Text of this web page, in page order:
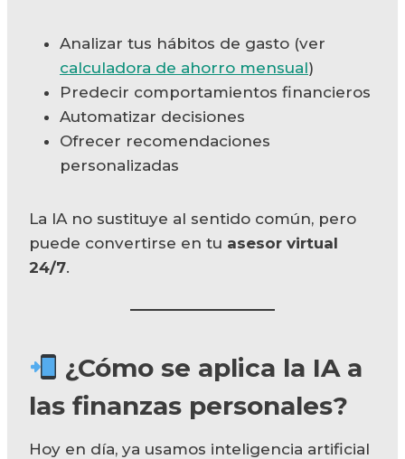
Analizar tus hábitos de gasto (ver
calculadora de ahorro mensual)
Predecir comportamientos financieros
Automatizar decisiones
Ofrecer recomendaciones
personalizadas
La IA no sustituye al sentido común, pero
puede convertirse en tu asesor virtual
24/7.
¿Cómo se aplica la IA a
las finanzas personales?
Hoy en día, ya usamos inteligencia artificial